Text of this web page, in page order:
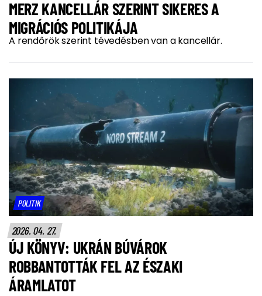
MERZ KANCELLÁR SZERINT SIKERES A
MIGRÁCIÓS POLITIKÁJA
A rendőrök szerint tévedésben van a kancellár.
POLITIK
2026. 04. 27.
ÚJ KÖNYV: UKRÁN BÚVÁROK
ROBBANTOTTÁK FEL AZ ÉSZAKI
ÁRAMLATOT